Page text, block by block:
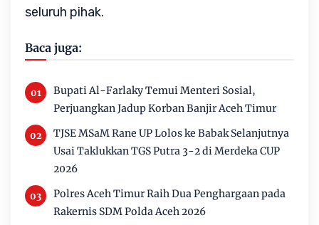
seluruh pihak.
Baca juga:
Bupati Al-Farlaky Temui Menteri Sosial,
Perjuangkan Jadup Korban Banjir Aceh Timur
TJSE MSaM Rane UP Lolos ke Babak Selanjutnya
Usai Taklukkan TGS Putra 3-2 di Merdeka CUP
2026
Polres Aceh Timur Raih Dua Penghargaan pada
Rakernis SDM Polda Aceh 2026